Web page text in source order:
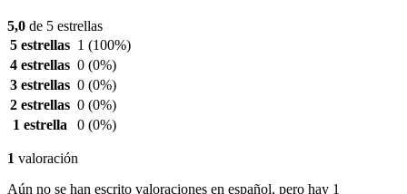
5,0 de 5 estrellas
5 estrellas 1 (100%)
4 estrellas 0 (0%)
3 estrellas 0 (0%)
2 estrellas 0 (0%)
1 estrella
0 (0%)
1 valoración
Aún no se han escrito valoraciones en español, pero hay 1